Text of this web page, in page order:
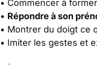
• Commencer à
• Répondre à son
• Montrer du doigt ce
• Imiter les gestes et